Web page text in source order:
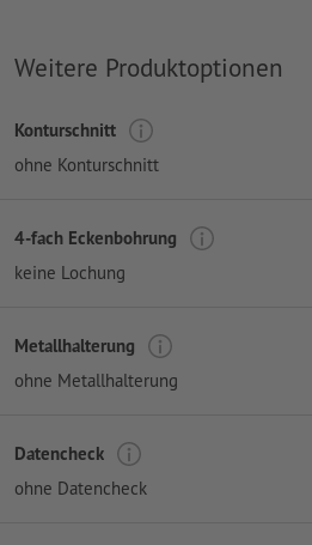
Weitere Produktoptionen
Konturschnitt
ohne Konturschnitt
4-fach Eckenbohrung
keine Lochung
Metallhalterung
ohne Metallhalterung
Datencheck
ohne Datencheck